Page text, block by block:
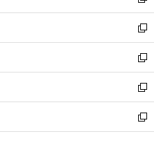
開
く
ウ
で
開
く
ン
ド
ウ
で
開
く
ウ
ィ
ン
ド
ウ
で
開
く
し
い
ウ
ィ
ン
ド
ウ
で
開
新
し
い
ウ
ィ
ン
ド
ウ
新
し
い
ウ
ィ
ン
新
し
い
ウ
新
し